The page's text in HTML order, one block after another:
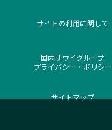
サイトの利用に関して
国内サワイグループ
プライバシー・ポリシー
サイトマップ